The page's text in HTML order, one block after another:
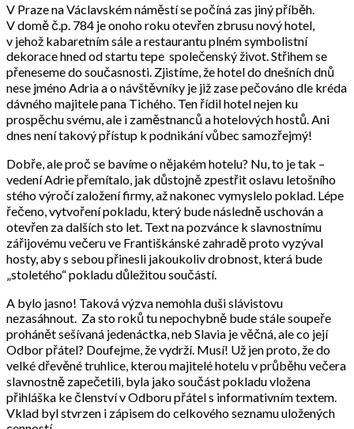
V Praze na Václavském náměstí se počíná zas jiný příběh.
V domě č.p. 784 je onoho roku otevřen zbrusu nový hotel,
v jehož kabaretním sále a restaurantu plném symbolistní
dekorace hned od startu tepe společenský život. Střihem se
přeneseme do současnosti. Zjistíme, že hotel do dnešních dnů
nese jméno Adria a o návštěvníky je již zase pečováno dle kréda
dávného majitele pana Tichého. Ten řídil hotel nejen ku
prospěchu svému, ale i zaměstnanců a hotelových hostů. Ani
dnes není takový přístup k podnikání vůbec samozřejmý!
Dobře, ale proč se bavíme o nějakém hotelu? Nu, to je tak –
vedení Adrie přemítalo, jak důstojně zpestřit oslavu letošního
stého výročí založení firmy, až nakonec vymyslelo poklad. Lépe
řečeno, vytvoření pokladu, který bude následně uschován a
otevřen za dalších sto let. Text na pozvánce k slavnostnímu
zářijovému večeru ve Františkánské zahradě proto vyzýval
hosty, aby s sebou přinesli jakoukoliv drobnost, která bude
„stoletého“ pokladu důležitou součástí.
A bylo jasno! Taková výzva nemohla duši slávistovu
nezasáhnout. Za sto roků tu nepochybně bude stále soupeře
prohánět sešívaná jedenáctka, neb Slavia je věčná, ale co její
Odbor přátel? Doufejme, že vydrží. Musí! Už jen proto, že do
velké dřevěné truhlice, kterou majitelé hotelu v průběhu večera
slavnostně zapečetili, byla jako součást pokladu vložena
přihláška ke členství v Odboru přátel s informativním textem.
Vklad byl stvrzen i zápisem do celkového seznamu uložených